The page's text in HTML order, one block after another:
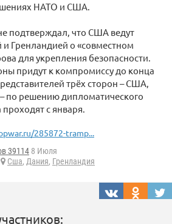
НАТО и США.
подтверждал, что США ведут
Гренландией о «совместном
для укрепления безопасности.
придут к компромиссу до конца
трёх сторон – США,
по решению дипломатического
проходят с января.
285872-tramp...
39114 8 Июля
Сша, Дания, Гренландия